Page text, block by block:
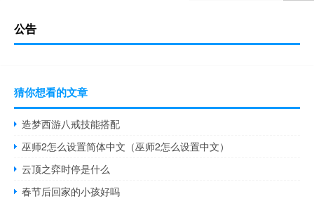
公告
猜你想看的文章
造梦西游八戒技能搭配
巫师2怎么设置简体中文（巫师2怎么设置中文）
云顶之弈时停是什么
春节后回家的小孩好吗